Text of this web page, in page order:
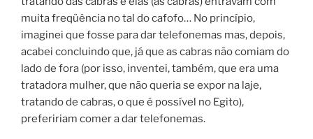
muita freqüência no tal do cafofo… No princípio,
imaginei que fosse para dar telefonemas mas, depois,
acabei concluindo que, já que as cabras não comiam do
lado de fora (por isso, inventei, também, que era uma
tratadora mulher, que não queria se expor na laje,
tratando de cabras, o que é possível no Egito),
prefeririam comer a dar telefonemas.